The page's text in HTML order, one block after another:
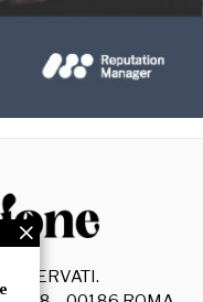
RISERVATI.